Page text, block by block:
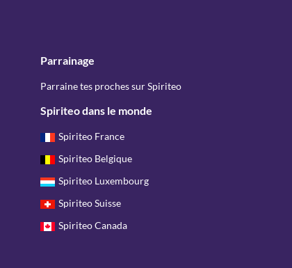
Parrainage
Parraine tes proches sur Spiriteo
Spiriteo dans le monde
Spiriteo France
Spiriteo Belgique
Spiriteo Luxembourg
Spiriteo Suisse
Spiriteo Canada